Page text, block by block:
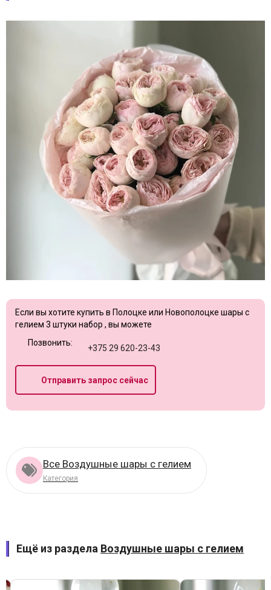
Если вы хотите купить в Полоцке или Новополоцке шары с
гелием 3 штуки набор , вы можете
Позвонить:
+375 29 620-23-43
Отправить запрос сейчас
Все Воздушные шары с гелием
Категория
Ещё из раздела Воздушные шары с гелием